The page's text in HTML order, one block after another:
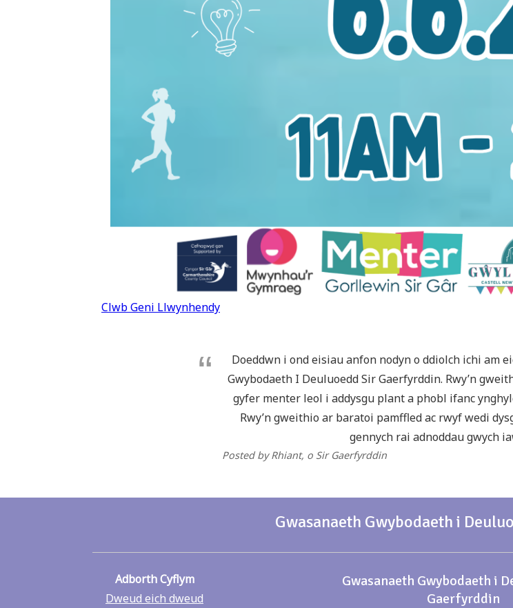
Llywio
Clwb Geni Llwynhendy
Doeddwn i ond eisiau anfon nodyn o ddiolch ichi am
Gwybodaeth I Deuluoedd Sir Gaerfyrddin. Rwy’n
gyfer menter leol i addysgu plant a phobl ifanc
Rwy’n gweithio ar baratoi pamffled ac rwyf wedi
gennych rai adnoddau gwych
Posted by Rhiant, o Sir Gaerfyrddin
Gwasanaeth Gwybodaeth i
Adborth Cyflym
Dweud eich dweud
Gwasanaeth Gwybodaeth i
Gaerfyrddin